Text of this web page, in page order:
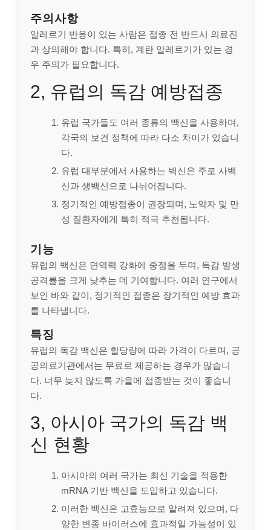
주의사항
알레르기 반응이 있는 사람은 접종 전 반드시 의료진
과 상의해야 합니다. 특히, 계란 알레르기가 있는 경
우 주의가 필요합니다.
2, 유럽의 독감 예방접종
유럽 국가들도 여러 종류의 백신을 사용하며,
각국의 보건 정책에 따라 다소 차이가 있습니
다.
유럽 대부분에서 사용하는 백신은 주로 사백
신과 생백신으로 나뉘어집니다.
정기적인 예방접종이 권장되며, 노약자 및 만
성 질환자에게 특히 적극 추천됩니다.
기능
유럽의 백신은 면역력 강화에 중점을 두며, 독감 발생
공격률을 크게 낮추는 데 기여합니다. 여러 연구에서
보인 바와 같이, 정기적인 접종은 장기적인 예방 효과
를 나타냅니다.
특징
유럽의 독감 백신은 할당량에 따라 가격이 다르며, 공
공의료기관에서는 무료로 제공하는 경우가 많습니
다. 너무 늦지 않도록 가을에 접종받는 것이 좋습니
다.
3, 아시아 국가의 독감 백
신 현황
아시아의 여러 국가는 최신 기술을 적용한
mRNA 기반 백신을 도입하고 있습니다.
이러한 백신은 고효능으로 알려져 있으며, 다
양한 변종 바이러스에 효과적일 가능성이 있